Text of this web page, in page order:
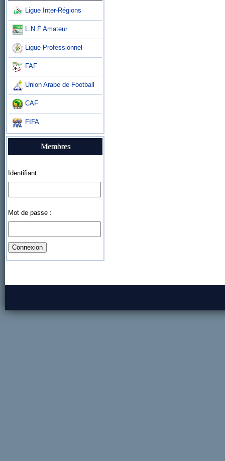
Ligue Inter-Régions
L.N.F Amateur
Ligue Professionnel
FAF
Union Arabe de Football
CAF
FIFA
Membres
Identifiant :
Mot de passe :